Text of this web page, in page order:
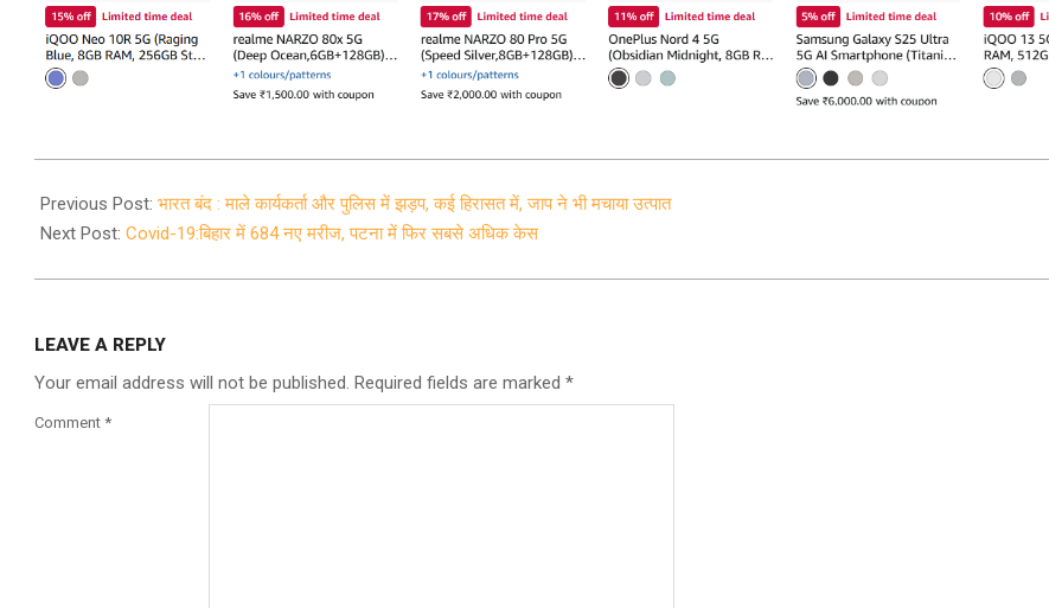
12-
08
Previous Post: भारत बंद : माले कार्यकर्ता और पुलिस में झड़प, कई हिरासत में, जाप ने भी मचाया उत्पात
Next Post: Covid-19:बिहार में 684 नए मरीज, पटना में फिर सबसे अधिक केस
LEAVE A REPLY
Your email address will not be published. Required fields are marked *
Comment *